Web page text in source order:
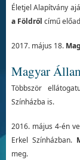
Életjel Alapítvány
a Földről című
2017. május 18.
Magyar
Többször
Színházba is.
2016. május 4-én
Erkel Színházban.
meg.